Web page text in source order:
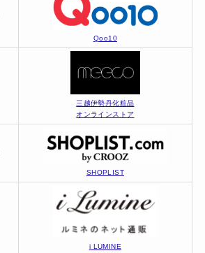
Qoo10
三越伊勢丹化粧品
オンラインストア
SHOPLIST
i LUMINE